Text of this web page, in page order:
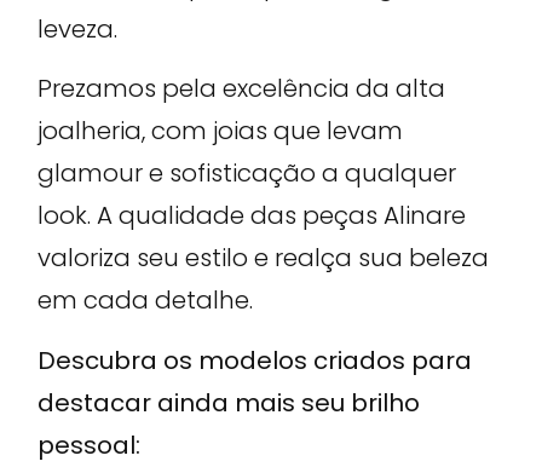
leveza.
Prezamos pela excelência da alta
joalheria, com joias que levam
glamour e sofisticação a qualquer
look. A qualidade das peças Alinare
valoriza seu estilo e realça sua beleza
em cada detalhe.
Descubra os modelos criados para
destacar ainda mais seu brilho
pessoal: